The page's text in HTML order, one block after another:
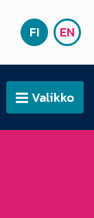
SUOMI
FI EN
AvaaValikko